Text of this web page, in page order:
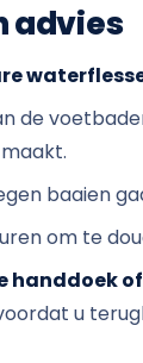
advies
de
baaien
om te
handdoek
u